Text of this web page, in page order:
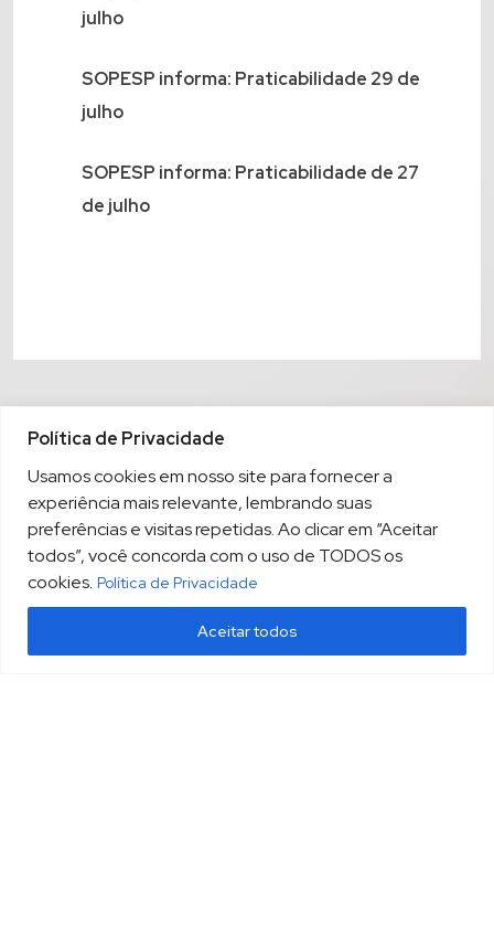
Política de Privacidade
Usamos cookies em nosso site para fornecer a
experiência mais relevante, lembrando suas
preferências e visitas repetidas. Ao clicar em “Aceitar
todos”, você concorda com o uso de TODOS os
cookies. Política de Privacidade
Aceitar todos
julho
SOPESP informa: Praticabilidade 29 de
julho
SOPESP informa: Praticabilidade de 27
de julho